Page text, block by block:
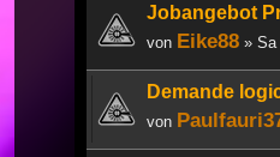
Jobangebot
von Eike88 » Sa
Demande
von